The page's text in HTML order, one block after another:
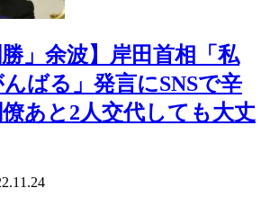
勝」余波】岸田首相「私
ばる」発言にSNSで辛
あと2人交代しても大丈